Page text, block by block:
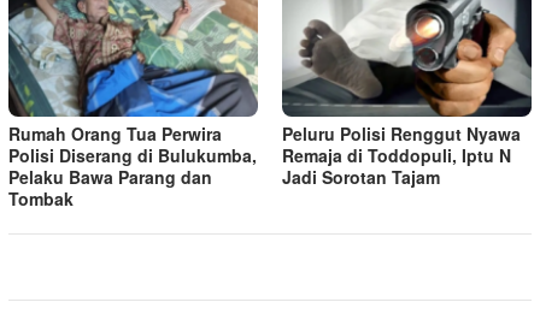
Rumah Orang Tua Perwira
Polisi Diserang di Bulukumba,
Pelaku Bawa Parang dan
Tombak
Peluru Polisi Renggut Nyawa
Remaja di Toddopuli, Iptu N
Jadi Sorotan Tajam